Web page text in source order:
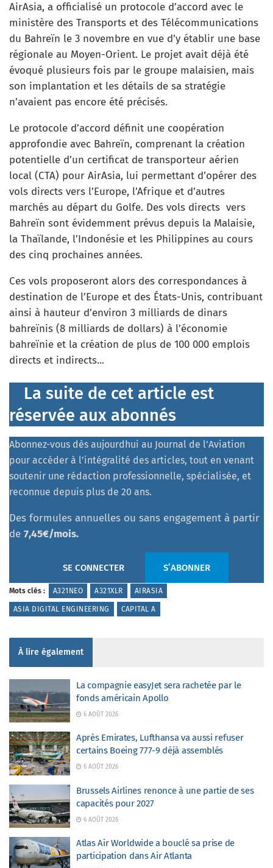
AirAsia, a officialisé un protocole d’accord avec le
ministère des Transports et des Télécommunications
du Bahreïn le 3 novembre en vue d’y établir une base
régionale au Moyen-Orient. Le projet avait déjà été
évoqué plusieurs fois par le groupe malaisien, mais
son implantation et les détails de sa stratégie
n’avaient pas encore été précisés.
Le protocole d’accord définit une coopération
approfondie avec Bahreïn, comprenant la création
potentielle d’un certificat de transporteur aérien
local (CTA) pour AirAsia, lui permettant d’opérer des
vols directs vers l’Europe, l’Afrique et d’autres
marchés au départ du Golfe. Des vols directs vers
Bahreïn sont évidemment prévus depuis la Malaisie,
la Thaïlande, l’Indonésie et les Philippines au cours
des cinq prochaines années.​
Ces vols proposeront alors des correspondances à
destination de l’Europe et des États-Unis, contribuant
ainsi à hauteur d’environ 3 milliards de dinars
bahreïnis (8 milliards de dollars) à l’économie
bahreïnie et la création de plus de 100 000 emplois
directs et indirects.​..
La suite de cet article est
réservée aux abonnés
Abonnez-vous dès aujourdhui au Journal de l’Aviation
pour accéder à l’intégralité des articles, tout en venant
soutenir une rédaction professionnelle, spécialisée, et
reconnue depuis plus de 20 ans.
Des formules annuelles ou sans engagement à partir
de 7,45€/mois.
SE CONNECTER S’ABONNER
Mots clés : A321NEO A321XLR AIRASIA
ASIA DIGITAL ENGINEERING CAPITAL A
À lire également
La compagnie easyJet sera rachetée par le
fonds américain Apollo
6 AOÛT 2026
Après Emirates, Lufthansa va aussi refuser
certains Boeing 777-9 déjà assemblés
6 AOÛT 2026
Brussels Airlines renonce à une partie de ses
capacités pour 2027
6 AOÛT 2026
Atlas Air Worldwide a bouclé sa prise de
participation dans Air Atlanta